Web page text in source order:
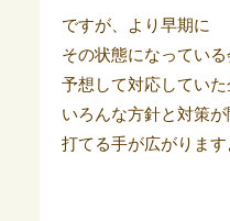
ですが、より早期に
その状態になってい
予想して対応してい
いろんな方針と対策が
打てる手が広がります